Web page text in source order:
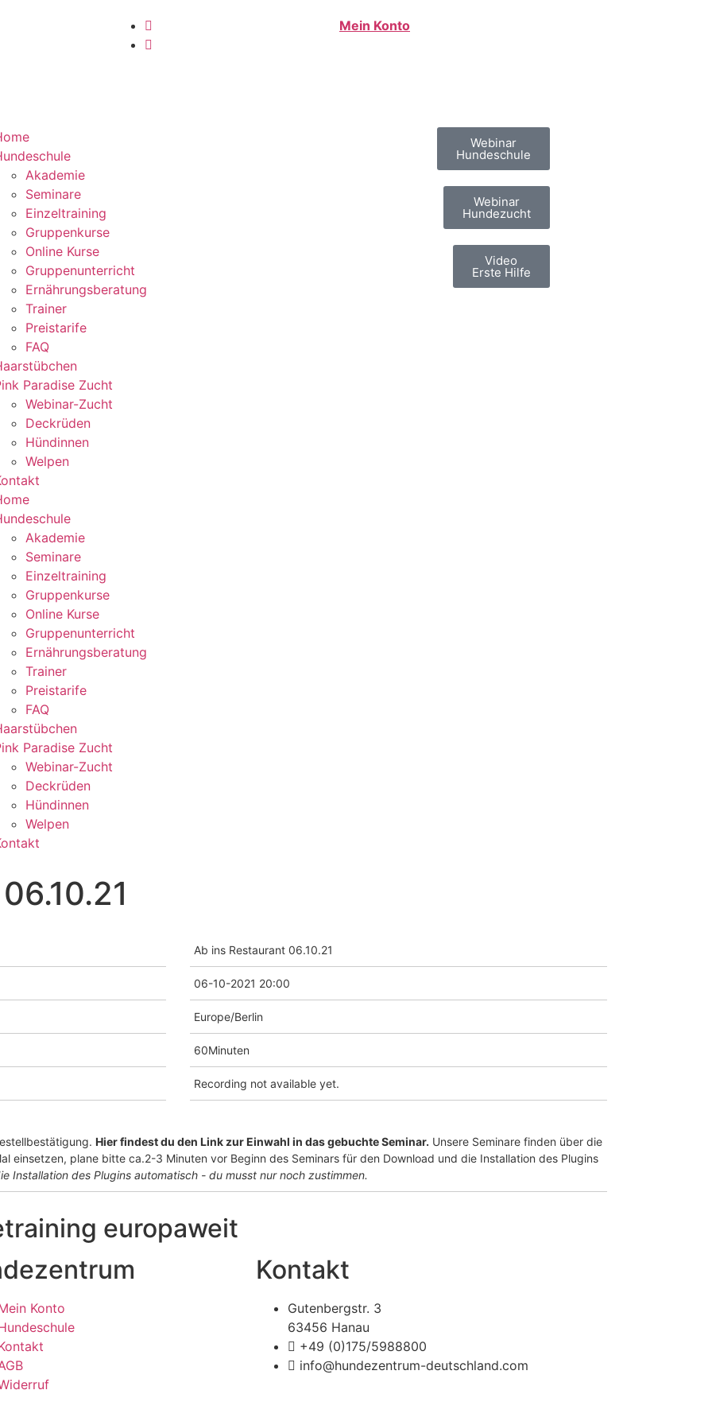
Mein Konto
Akademie
Seminare
Einzeltraining
Gruppenkurse
Online Kurse
Gruppenunterricht
Ernährungsberatung
Trainer
Preistarife
FAQ
Paradise Zucht
Webinar-Zucht
Deckrüden
Hündinnen
Welpen
Akademie
Seminare
Einzeltraining
Gruppenkurse
Online Kurse
Gruppenunterricht
Ernährungsberatung
Trainer
Preistarife
FAQ
Paradise Zucht
Webinar-Zucht
Deckrüden
Hündinnen
Welpen
Webinar
Hundeschule
Webinar
Hundezucht
Video
Erste Hilfe
Ab ins Restaurant 06.10.21
06-10-2021 20:00
Europe/Berlin
60Minuten
Recording not available yet.
Hier findest du den Link zur Einwahl in das gebuchte Seminar. Unsere Seminare finden über die
einsetzen, plane bitte ca.2-3 Minuten vor Beginn des Seminars für den Download und die Installation des Plugins
Installation des Plugins automatisch - du musst nur noch zustimmen.
europaweit
Konto
Kontakt
Gutenbergstr. 3
63456 Hanau
+49 (0)175/5988800
info@hundezentrum-deutschland.com